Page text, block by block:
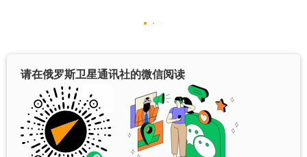
请在俄罗斯卫星通讯社的微信阅读